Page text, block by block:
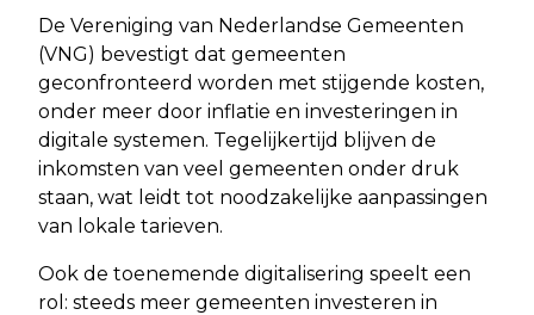
De Vereniging van Nederlandse Gemeenten
(VNG) bevestigt dat gemeenten
geconfronteerd worden met stijgende kosten,
onder meer door inflatie en investeringen in
digitale systemen. Tegelijkertijd blijven de
inkomsten van veel gemeenten onder druk
staan, wat leidt tot noodzakelijke aanpassingen
van lokale tarieven.
Ook de toenemende digitalisering speelt een
rol: steeds meer gemeenten investeren in